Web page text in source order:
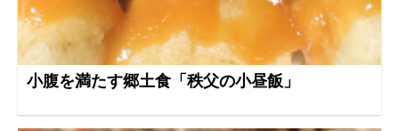
小腹を満たす郷土食「秩父の小昼飯」